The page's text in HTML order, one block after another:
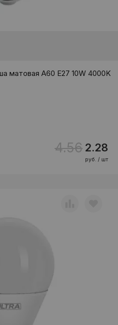
матовая A60 E27 10W 4000K
4.56 2.28
руб. / шт